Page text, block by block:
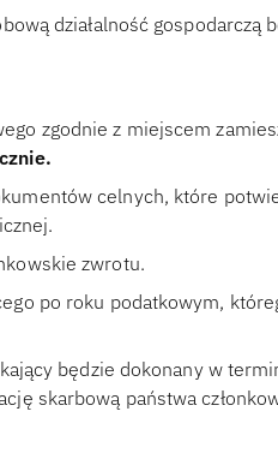
działalność gospodarczą
zgodnie z miejscem
celnych, które
zwrotu.
po roku podatkowym,
będzie dokonany w
skarbową państwa